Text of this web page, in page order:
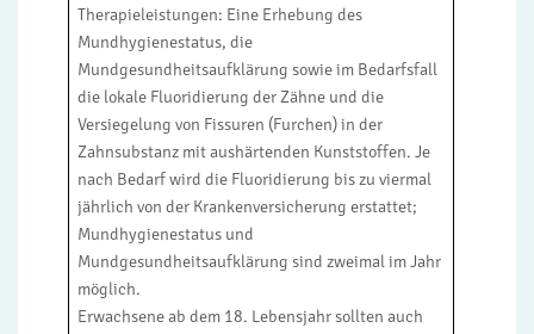
Therapieleistungen: Eine Erhebung des
Mundhygienestatus, die
Mundgesundheitsaufklärung sowie im Bedarfsfall
die lokale Fluoridierung der Zähne und die
Versiegelung von Fissuren (Furchen) in der
Zahnsubstanz mit aushärtenden Kunststoffen. Je
nach Bedarf wird die Fluoridierung bis zu viermal
jährlich von der Krankenversicherung erstattet;
Mundhygienestatus und
Mundgesundheitsaufklärung sind zweimal im Jahr
möglich.
Erwachsene ab dem 18. Lebensjahr sollten auch